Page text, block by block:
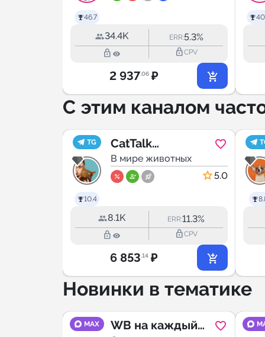
46.7
34.4K ERR:5.3%
lock_outline lock_outlineCPV
2 937.06 ₽
С этим каналом
TG
10.4
CatTalk
зоопсихолог
В мире животных
5.0
8.1K ERR:11.3%
lock_outline lock_outlineCPV
6 853.14 ₽
Новинки в тематике
MAX
WB на каждый